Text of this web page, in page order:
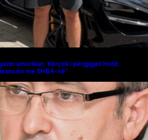
amerikan, Kërçeli i përgjigjet Hotit:
me SHBA-në”